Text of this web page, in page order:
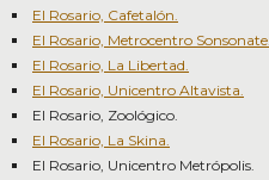
El Rosario, Cafetalón.
El Rosario, Metrocentro Sonsonate.
El Rosario, La Libertad.
El Rosario, Unicentro Altavista.
El Rosario, Zoológico.
El Rosario, La Skina.
El Rosario, Unicentro Metrópolis.